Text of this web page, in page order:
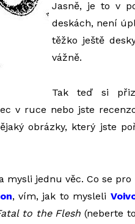
Jasně, je to v
deskách, není
těžko ještě
vážně.
Tak teď si
v ruce nebo jste
obrázky, který jste
mysli jednu věc. Co se
, vím, jak to mysleli
to the Flesh (neberte